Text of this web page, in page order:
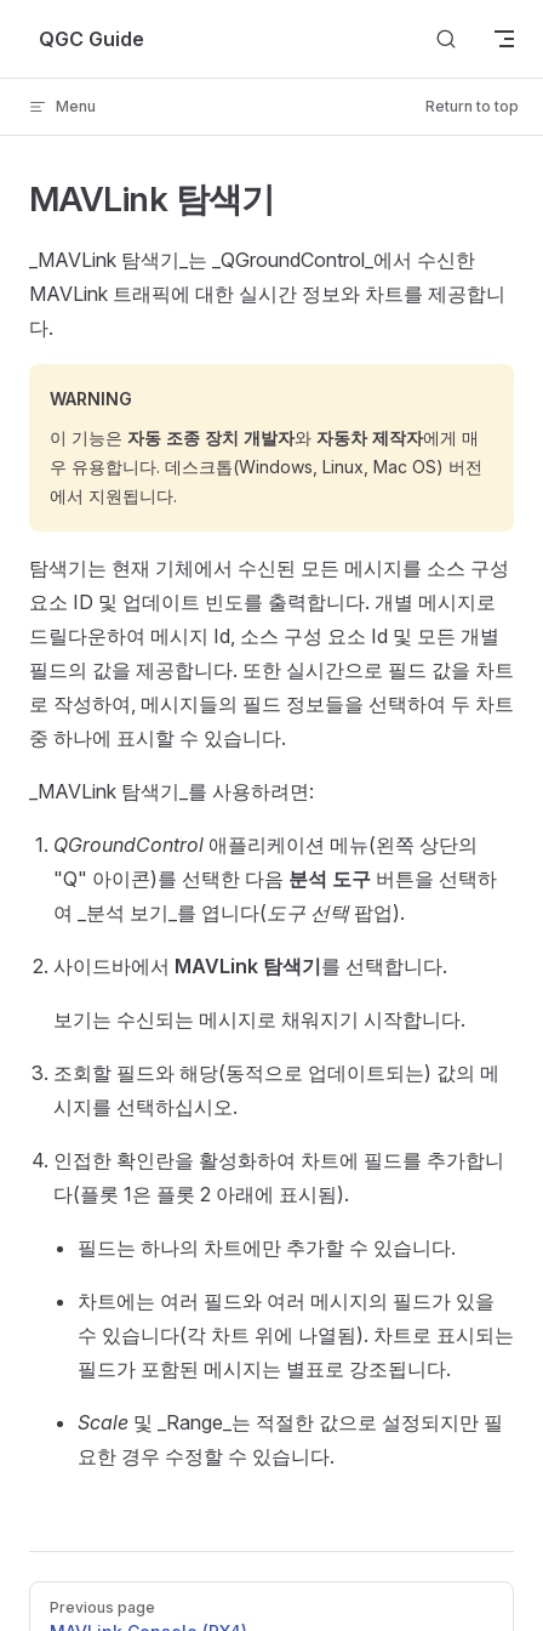
Skip to content
QGC Guide
Menu Return to top
MAVLink 탐색기
_MAVLink 탐색기_는 _QGroundControl_에서 수신한
MAVLink 트래픽에 대한 실시간 정보와 차트를 제공합니
다.
WARNING
이 기능은 자동 조종 장치 개발자와 자동차 제작자에게 매
우 유용합니다. 데스크톱(Windows, Linux, Mac OS) 버전
에서 지원됩니다.
탐색기는 현재 기체에서 수신된 모든 메시지를 소스 구성
요소 ID 및 업데이트 빈도를 출력합니다. 개별 메시지로
드릴다운하여 메시지 Id, 소스 구성 요소 Id 및 모든 개별
필드의 값을 제공합니다. 또한 실시간으로 필드 값을 차트
로 작성하여, 메시지들의 필드 정보들을 선택하여 두 차트
중 하나에 표시할 수 있습니다.
_MAVLink 탐색기_를 사용하려면:
QGroundControl 애플리케이션 메뉴(왼쪽 상단의
"Q" 아이콘)를 선택한 다음 분석 도구 버튼을 선택하
여 _분석 보기_를 엽니다(도구 선택팝업).
사이드바에서 MAVLink 탐색기를 선택합니다.
보기는 수신되는 메시지로 채워지기 시작합니다.
조회할 필드와 해당(동적으로 업데이트되는) 값의 메
시지를 선택하십시오.
인접한 확인란을 활성화하여 차트에 필드를 추가합니
다(플롯 1은 플롯 2 아래에 표시됨).
필드는 하나의 차트에만 추가할 수 있습니다.
차트에는 여러 필드와 여러 메시지의 필드가 있을
수 있습니다(각 차트 위에 나열됨). 차트로 표시되는
필드가 포함된 메시지는 별표로 강조됩니다.
Scale 및 _Range_는 적절한 값으로 설정되지만 필
요한 경우 수정할 수 있습니다.
Pager
Previous page